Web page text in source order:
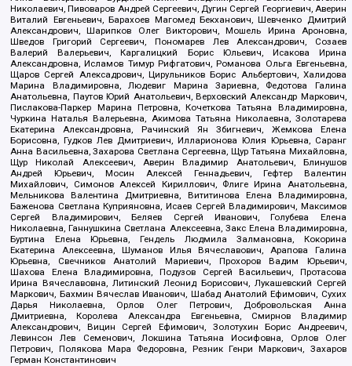
Николаевич, Пивоваров Андрей Сергеевич, Дугин Сергей Георгиевич, Аверин
Виталий Евгеньевич, Барахоев Магомед Бекханович, Шевченко Дмитрий
Александрович, Шарипков Олег Викторович, Мошель Ирина Ароновна,
Шведов Григорий Сергеевич, Пономарев Лев Александрович, Созаев
Валерий Валерьевич, Каргалицкий Борис Юльевич, Исакова Ирина
Александровна, Исламов Тимур Рифгатович, Романова Ольга Евгеньевна,
Щаров Сергей Алексадрович, Цирульников Борис Альбертович, Халидова
Марина Владимировна, Людевиг Марина Зариевна, Федотова Галина
Анатольевна, Паутов Юрий Анатольевич, Верховский Александр Маркович,
Пислакова-Паркер Марина Петровна, Кочеткова Татьяна Владимировна,
Чуркина Наталья Валерьевна, Акимова Татьяна Николаевна, Золотарева
Екатерина Александровна, Рачинский Ян Збигневич, Жемкова Елена
Борисовна, Гудков Лев Дмитриевич, Илларионова Юлия Юрьевна, Саранг
Анна Васильевна, Захарова Светлана Сергеевна, Щур Татьяна Михайловна,
Щур Николай Алексеевич, Аверин Владимир Анатольевич, Блинушов
Андрей Юрьевич, Мосин Алексей Геннадьевич, Гефтер Валентин
Михайлович, Симонов Алексей Кириллович, Флиге Ирина Анатольевна,
Мельникова Валентина Дмитриевна, Вититинова Елена Владимировна,
Баженова Светлана Куприяновна, Исаев Сергей Владимирович, Максимов
Сергей Владимирович, Беляев Сергей Иванович, Голубева Елена
Николаевна, Ганнушкина Светлана Алексеевна, Закс Елена Владимировна,
Буртина Елена Юрьевна, Гендель Людмила Залмановна, Кокорина
Екатерина Алексеевна, Шуманов Илья Вячеславович, Арапова Галина
Юрьевна, Свечников Анатолий Мариевич, Прохоров Вадим Юрьевич,
Шахова Елена Владимировна, Подузов Сергей Васильевич, Протасова
Ирина Вячеславовна, Литинский Леонид Борисович, Лукашевский Сергей
Маркович, Бахмин Вячеслав Иванович, Шабад Анатолий Ефимович, Сухих
Дарья Николаевна, Орлов Олег Петрович, Добровольская Анна
Дмитриевна, Королева Александра Евгеньевна, Смирнов Владимир
Александрович, Вицин Сергей Ефимович, Золотухин Борис Андреевич,
Левинсон Лев Семенович, Локшина Татьяна Иосифовна, Орлов Олег
Петрович, Полякова Мара Федоровна, Резник Генри Маркович, Захаров
Герман Константинович